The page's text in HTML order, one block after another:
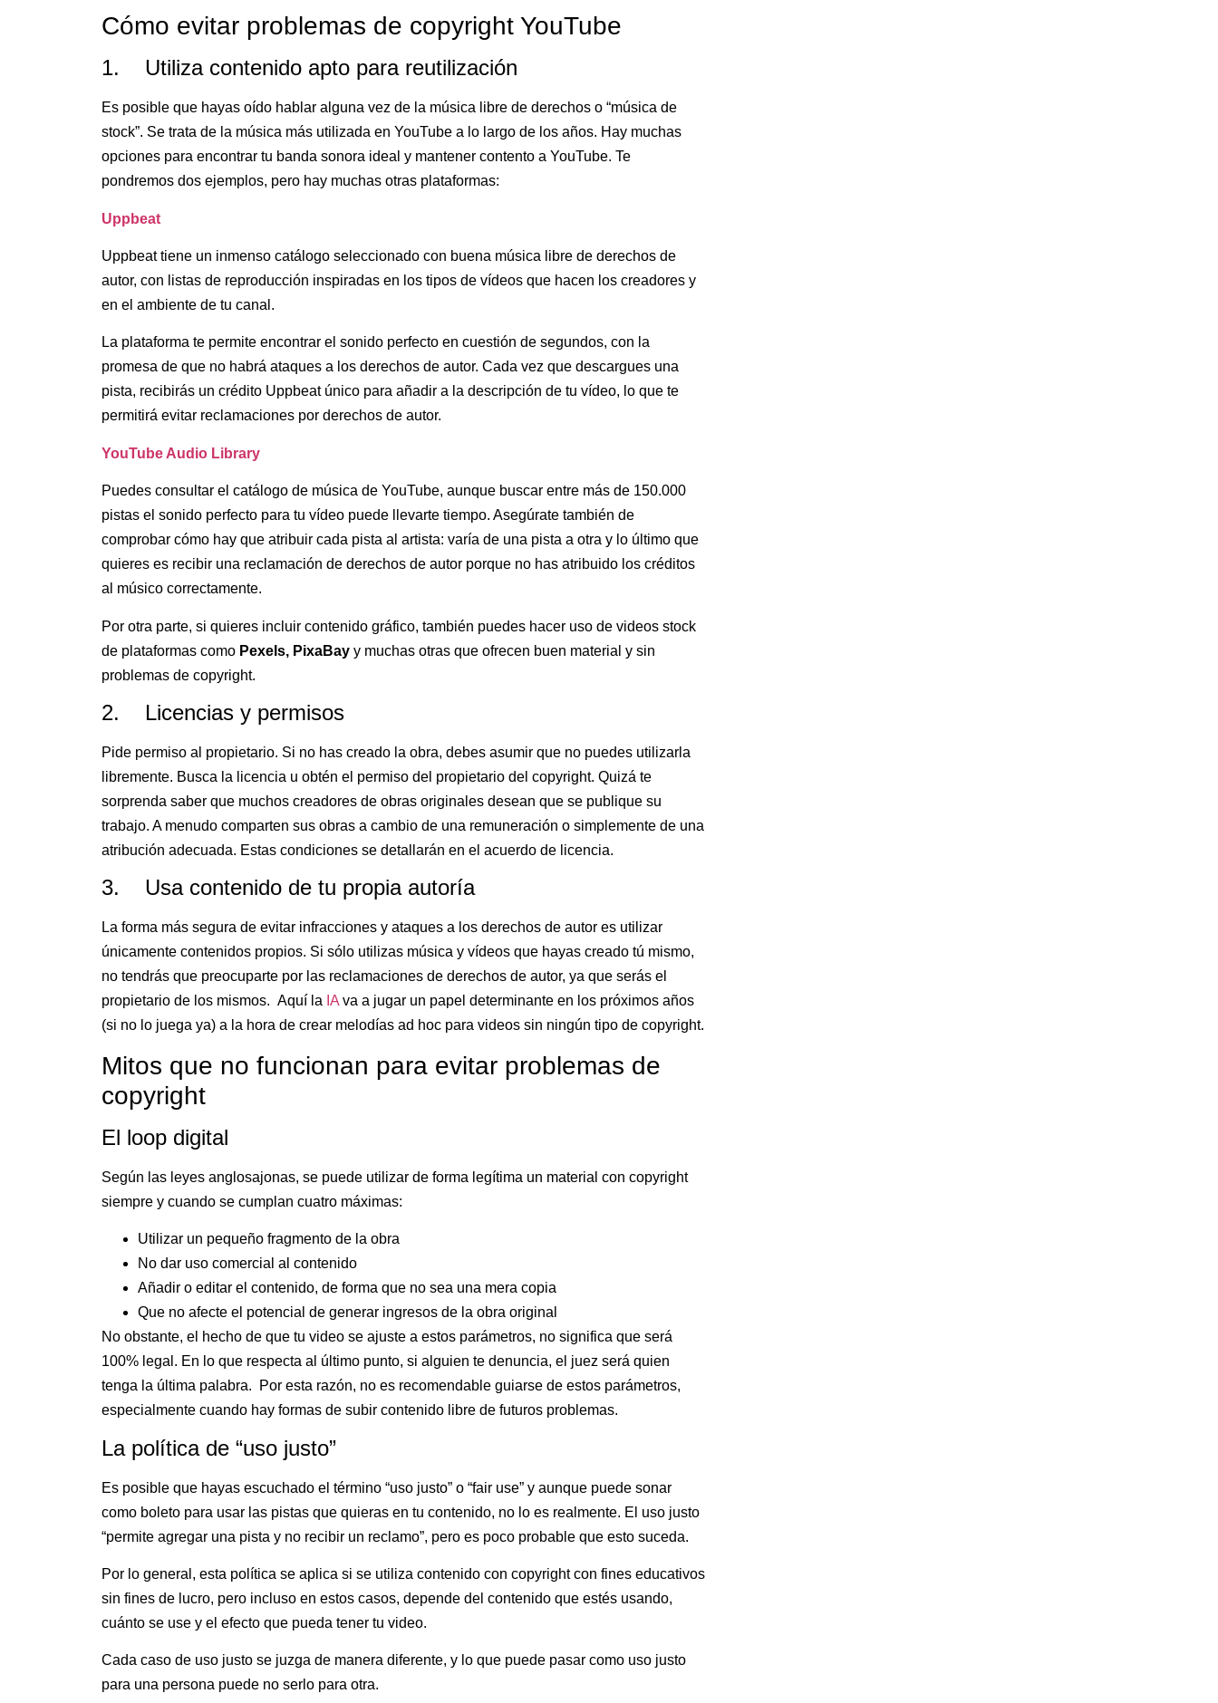
Cómo evitar problemas de copyright YouTube
1. Utiliza contenido apto para reutilización
Es posible que hayas oído hablar alguna vez de la música libre de derechos o “música de
stock”. Se trata de la música más utilizada en YouTube a lo largo de los años. Hay muchas
opciones para encontrar tu banda sonora ideal y mantener contento a YouTube. Te
pondremos dos ejemplos, pero hay muchas otras plataformas:
Uppbeat
Uppbeat tiene un inmenso catálogo seleccionado con buena música libre de derechos de
autor, con listas de reproducción inspiradas en los tipos de vídeos que hacen los creadores y
en el ambiente de tu canal.
La plataforma te permite encontrar el sonido perfecto en cuestión de segundos, con la
promesa de que no habrá ataques a los derechos de autor. Cada vez que descargues una
pista, recibirás un crédito Uppbeat único para añadir a la descripción de tu vídeo, lo que te
permitirá evitar reclamaciones por derechos de autor.
YouTube Audio Library
Puedes consultar el catálogo de música de YouTube, aunque buscar entre más de 150.000
pistas el sonido perfecto para tu vídeo puede llevarte tiempo. Asegúrate también de
comprobar cómo hay que atribuir cada pista al artista: varía de una pista a otra y lo último que
quieres es recibir una reclamación de derechos de autor porque no has atribuido los créditos
al músico correctamente.
Por otra parte, si quieres incluir contenido gráfico, también puedes hacer uso de videos stock
de plataformas como Pexels, PixaBay y muchas otras que ofrecen buen material y sin
problemas de copyright.
2. Licencias y permisos
Pide permiso al propietario. Si no has creado la obra, debes asumir que no puedes utilizarla
libremente. Busca la licencia u obtén el permiso del propietario del copyright. Quizá te
sorprenda saber que muchos creadores de obras originales desean que se publique su
trabajo. A menudo comparten sus obras a cambio de una remuneración o simplemente de una
atribución adecuada. Estas condiciones se detallarán en el acuerdo de licencia.
3. Usa contenido de tu propia autoría
La forma más segura de evitar infracciones y ataques a los derechos de autor es utilizar
únicamente contenidos propios. Si sólo utilizas música y vídeos que hayas creado tú mismo,
no tendrás que preocuparte por las reclamaciones de derechos de autor, ya que serás el
propietario de los mismos. Aquí la IAva a jugar un papel determinante en los próximos años
(si no lo juega ya) a la hora de crear melodías ad hoc para videos sin ningún tipo de copyright.
Mitos que no funcionan para evitar problemas de
copyright
El loop digital
Según las leyes anglosajonas, se puede utilizar de forma legítima un material con copyright
siempre y cuando se cumplan cuatro máximas:
Utilizar un pequeño fragmento de la obra
No dar uso comercial al contenido
Añadir o editar el contenido, de forma que no sea una mera copia
Que no afecte el potencial de generar ingresos de la obra original
No obstante, el hecho de que tu video se ajuste a estos parámetros, no significa que será
100% legal. En lo que respecta al último punto, si alguien te denuncia, el juez será quien
tenga la última palabra. Por esta razón, no es recomendable guiarse de estos parámetros,
especialmente cuando hay formas de subir contenido libre de futuros problemas.
La política de “uso justo”
Es posible que hayas escuchado el término “uso justo” o “fair use” y aunque puede sonar
como boleto para usar las pistas que quieras en tu contenido, no lo es realmente. El uso justo
“permite agregar una pista y no recibir un reclamo”, pero es poco probable que esto suceda.
Por lo general, esta política se aplica si se utiliza contenido con copyright con fines educativos
sin fines de lucro, pero incluso en estos casos, depende del contenido que estés usando,
cuánto se use y el efecto que pueda tener tu video.
Cada caso de uso justo se juzga de manera diferente, y lo que puede pasar como uso justo
para una persona puede no serlo para otra.